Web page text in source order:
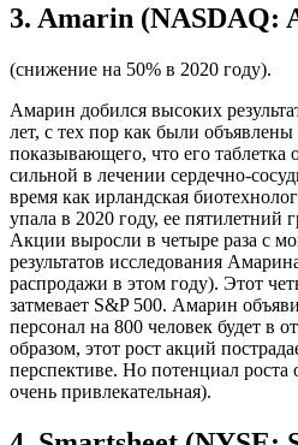
3. Amarin (NASDAQ:
(снижение на 50% в 2020 году).
Амарин добился высоких
лет, с тех пор как были объявлены
показывающего, что его таблетка
сильной в лечении сердечно-
время как ирландская
упала в 2020 году, ее пятилетний
Акции выросли в четыре раза с
результатов исследования
распродажи в этом году). Этот
затмевает S&P 500. Амарин
персонал на 800 человек будет в
образом, этот рост акций
перспективе. Но потенциал роста
очень привлекательная).